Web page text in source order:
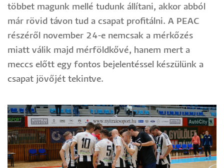
többet magunk mellé tudunk állítani, akkor abból
már rövid távon tud a csapat profitálni. A PEAC
részéről november 24-e nemcsak a mérkőzés
miatt válik majd mérföldkővé, hanem mert a
meccs előtt egy fontos bejelentéssel készülünk a
csapat jövőjét tekintve.